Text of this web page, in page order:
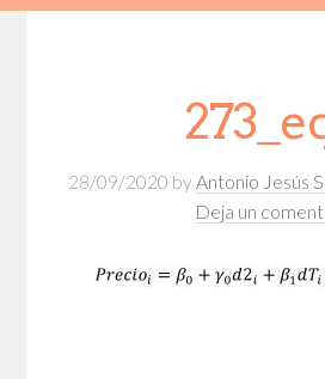
28/09/2020 by Antonio Jesús
Deja un